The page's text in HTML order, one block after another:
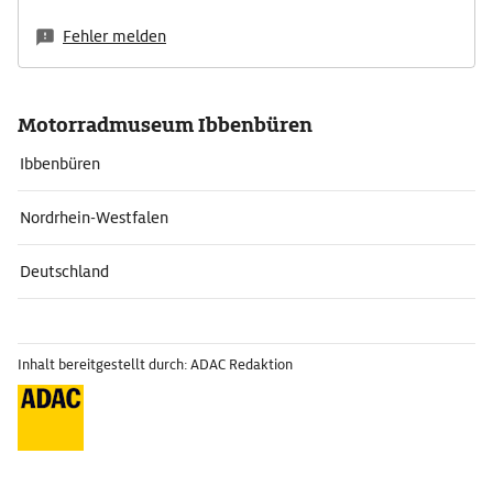
Fehler melden
Motorradmuseum Ibbenbüren
Ibbenbüren
Nordrhein-Westfalen
Deutschland
Inhalt bereitgestellt durch: ADAC Redaktion